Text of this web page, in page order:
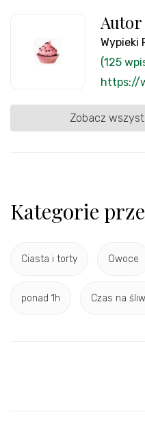
Autor
Wypieki
(125
https://
Zobacz
Kategorie
Ciasta i torty Owoce
ponad 1h Czas na